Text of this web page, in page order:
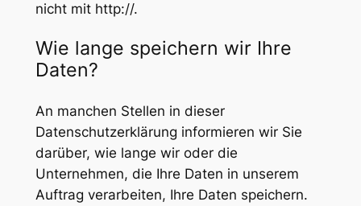
nicht mit http://.
Wie lange speichern wir Ihre
Daten?
An manchen Stellen in dieser
Datenschutzerklärung informieren wir Sie
darüber, wie lange wir oder die
Unternehmen, die Ihre Daten in unserem
Auftrag verarbeiten, Ihre Daten speichern.